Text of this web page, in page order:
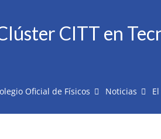
CITT en
Oficial de Físicos Noticias